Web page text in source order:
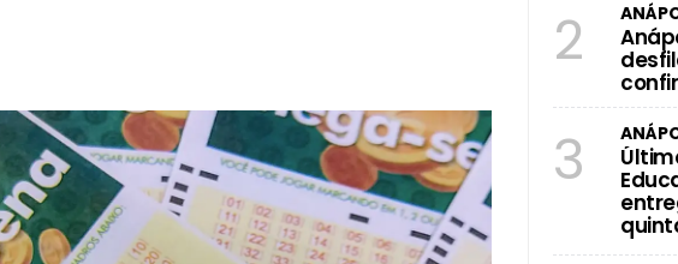
de Anápolis altera trânsito nesta sexta-feira; veja o percurso e as
anos com desfile cívico nesta sexta-feira; confira a programação
da Educação de Anápolis devem entregar documentação
2
3
vaga